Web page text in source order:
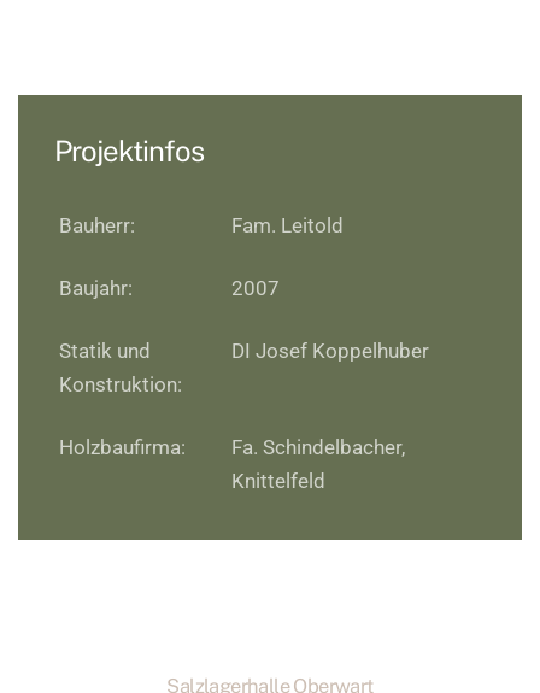
Projektinfos
Bauherr: Fam. Leitold
Baujahr: 2007
Statik und
Konstruktion:
DI Josef Koppelhuber
Holzbaufirma:
Fa. Schindelbacher,
Knittelfeld
Salzlagerhalle Oberwart